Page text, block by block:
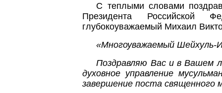
С теплыми словами
Президента Российской
глубокоуважаемый Михаил
«Многоуважаемый
Поздравляю Вас и в Вашем
духовное управление
завершение поста священного